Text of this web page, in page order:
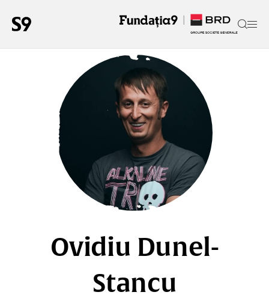
Ovidiu Dunel-
Stancu